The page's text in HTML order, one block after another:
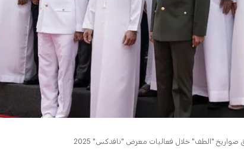
صواريخ "الطف" خلال فعاليات معرض "نافدكس" 2025